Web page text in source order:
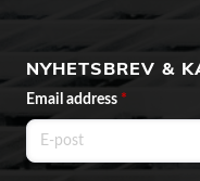
NYHETSBREV &
Email address *